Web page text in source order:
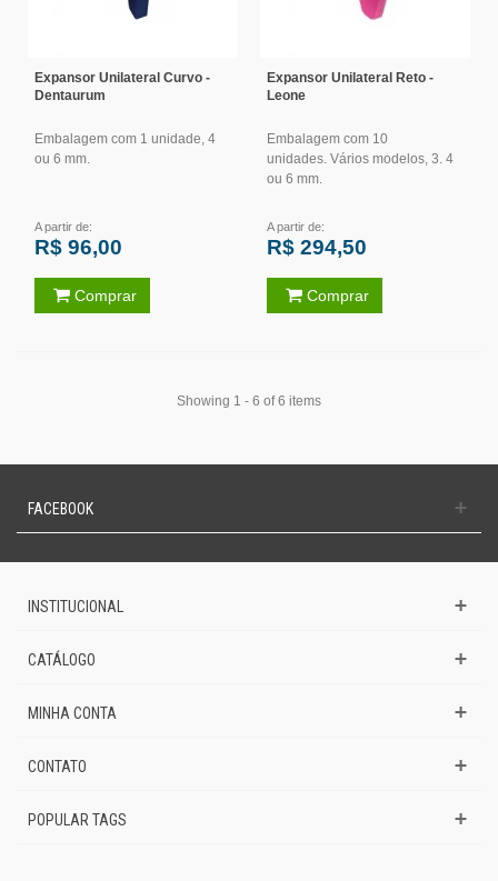
Expansor Unilateral Curvo -
Dentaurum
Embalagem com 1 unidade, 4
ou 6 mm.
A partir de:
R$ 96,00
Comprar
Expansor Unilateral Reto -
Leone
Embalagem com 10
unidades. Vários modelos, 3. 4
ou 6 mm.
A partir de:
R$ 294,50
Comprar
Showing 1 - 6 of 6 items
FACEBOOK
INSTITUCIONAL
CATÁLOGO
MINHA CONTA
CONTATO
POPULAR TAGS